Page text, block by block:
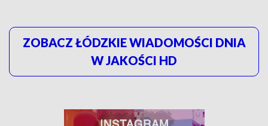
ZOBACZ ŁÓDZKIE WIADOMOŚCI DNIA
W JAKOŚCI HD